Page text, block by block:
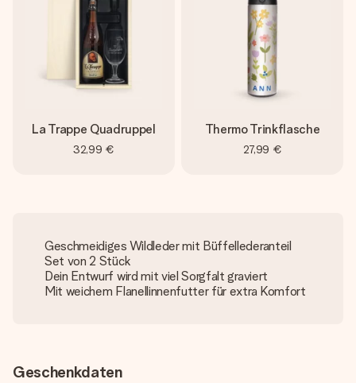
La Trappe Quadruppel
32,99 €
Thermo Trinkflasche
27,99 €
Geschmeidiges Wildleder mit Büffellederanteil
Set von 2 Stück
Dein Entwurf wird mit viel Sorgfalt graviert
Mit weichem Flanellinnenfutter für extra Komfort
Geschenkdaten